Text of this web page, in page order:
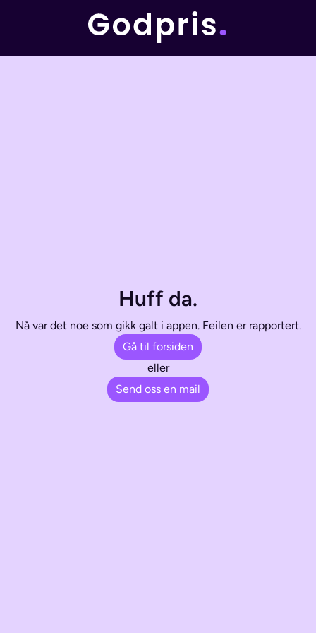
Huff da.
Nå var det noe som gikk galt i appen. Feilen er rapportert.
Gå til forsiden
eller
Send oss en mail